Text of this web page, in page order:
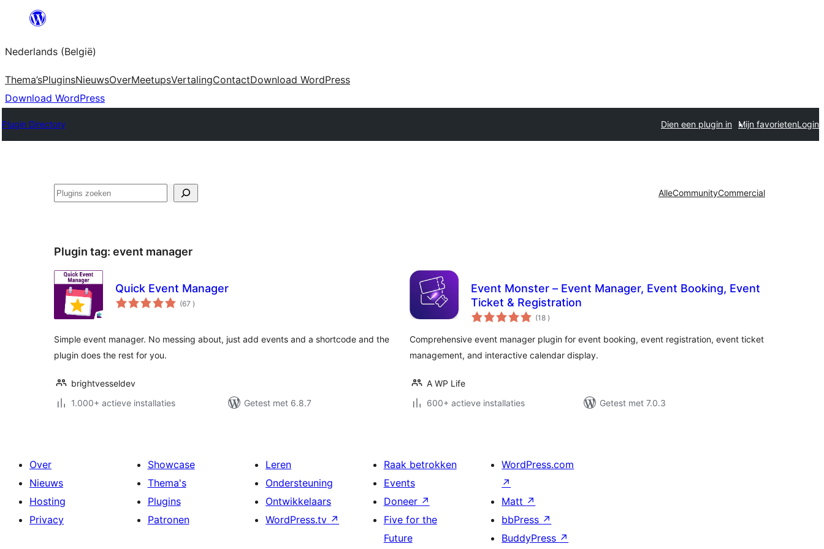
Spring
de
inhoud
Nederlands (België)
Thema’sPluginsNieuwsOverMeetupsVertalingContactDownload WordPress
Download WordPress
Plugin Directory Dien een plugin in Mijn favorietenLogin
Zoeken AlleCommunityCommercial
Plugin tag: event manager
Quick Event Manager
(67 aantal
beoordelingen
)
Simple event manager. No messing about, just add events and a shortcode and the
plugin does the rest for you.
brightvesseldev
1.000+ actieve installaties
Getest met 6.8.7
Event Monster – Event Manager, Event Booking, Event
Ticket & Registration
(18 aantal
beoordelingen
)
Comprehensive event manager plugin for event booking, event registration, event ticket
management, and interactive calendar display.
A WP Life
600+ actieve installaties
Getest met 7.0.3
Over
Nieuws
Hosting
Privacy
Showcase
Thema's
Plugins
Patronen
Leren
Ondersteuning
Ontwikkelaars
WordPress.tv ↗
Raak betrokken
Events
Doneer ↗
Five for the
Future
WordPress.com
↗
Matt ↗
bbPress ↗
BuddyPress ↗